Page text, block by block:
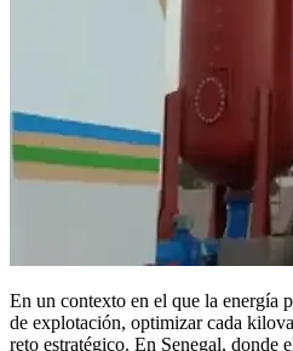
En un contexto en el que la energía
de explotación, optimizar cada
reto estratégico. En Senegal, donde